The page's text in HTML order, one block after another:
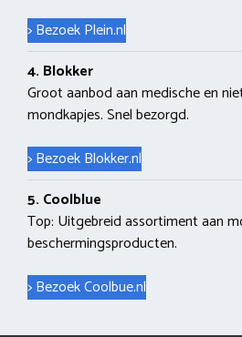
> Bezoek Plein.nl
4. Blokker
Groot aanbod aan medische en
mondkapjes. Snel bezorgd.
> Bezoek Blokker.nl
5. Coolblue
Top: Uitgebreid assortiment aan
beschermingsproducten.
> Bezoek Coolbue.nl